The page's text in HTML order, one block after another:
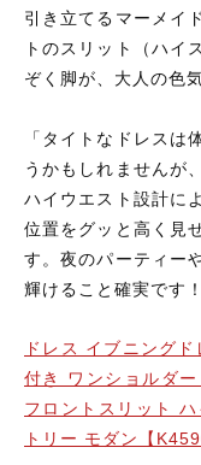
引き立てるマーメイ
トのスリット（ハイ
ぞく脚が、大人の色
「タイトなドレス
うかもしれませんが
ハイウエスト設計に
位置をグッと高く見
す。夜のパーティー
輝けること確実です！
ドレス イブニング
付き ワンショルダ
フロントスリット
トリー モダン【